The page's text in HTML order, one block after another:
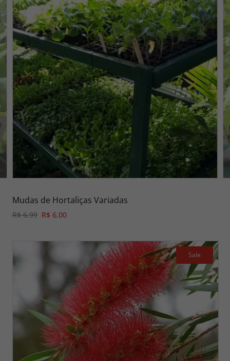
Mudas de Hortaliças Variadas
R$ 6,99 R$ 6,00
Sale